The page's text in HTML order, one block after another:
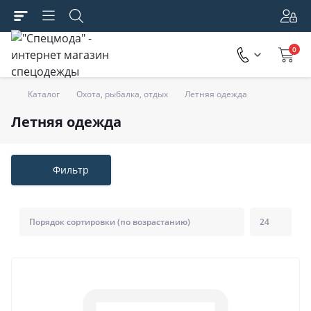
0
Каталог Охота, рыбалка, отдых Летняя одежда
Летняя одежда
Фильтр